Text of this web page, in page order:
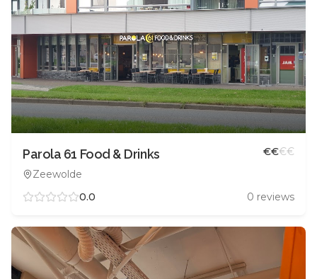
Parola 61 Food & Drinks
Zeewolde
€€€€
0.0 0 reviews